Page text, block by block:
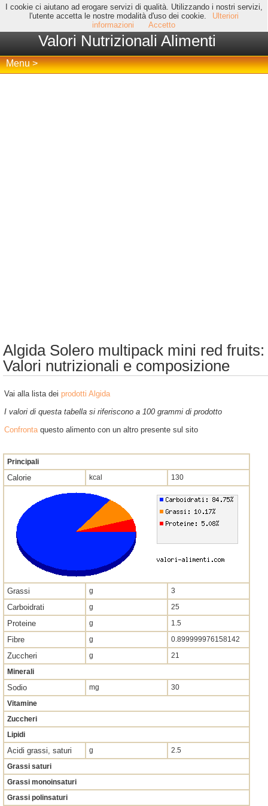
I cookie ci aiutano ad erogare servizi di qualità. Utilizzando i nostri servizi,
l'utente accetta le nostre modalità d'uso dei cookie.
Ulteriori
informazioni
Accetto
Valori Nutrizionali Alimenti
Menu >
Algida Solero multipack mini red fruits:
Valori nutrizionali e composizione
Vai alla lista dei prodotti Algida
I valori di questa tabella si riferiscono a 100 grammi di prodotto
Confrontaquesto alimento con un altro presente sul sito
Principali
Calorie kcal 130
Grassi g 3
Carboidrati g 25
Proteine g 1.5
Fibre g 0.899999976158142
Zuccheri g
21
Minerali
Sodio mg
30
Vitamine
Zuccheri
Lipidi
Acidi grassi, saturi g
2.5
Grassi saturi
Grassi monoinsaturi
Grassi polinsaturi